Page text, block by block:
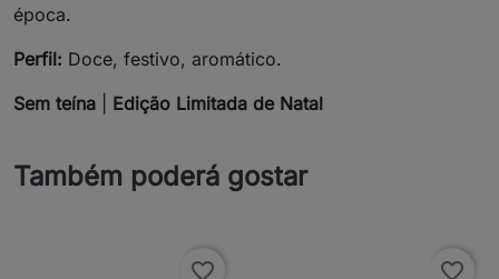
época.
Perfil: Doce, festivo, aromático.
Sem teína
Edição Limitada de Natal
Também poderá gostar
favorite_border favorite_border